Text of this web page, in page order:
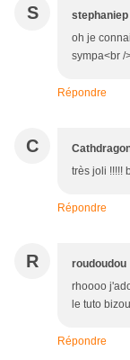
S stephaniep
oh je
sympa<br /
Répondre
C
très joli !!!!!
Répondre
R roudoudou
rhoooo
le tuto
Répondre